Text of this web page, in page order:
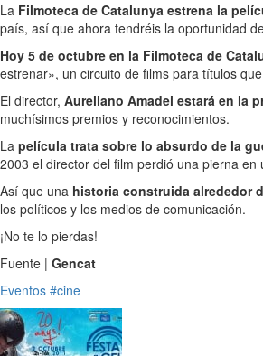
La Filmoteca de Catalunya estrena la
país, así que ahora tendréis la oportunidad
Hoy 5 de octubre en la Filmoteca de
estrenar», un circuito de films para títulos
El director, Aureliano Amadei estará en la
muchísimos premios y reconocimientos.
La película trata sobre lo absurdo de la
2003 el director del film perdió una pierna en
Así que una historia construida alrededor
los políticos y los medios de comunicación.
¡No te lo pierdas!
Fuente | Gencat
Eventos #cine